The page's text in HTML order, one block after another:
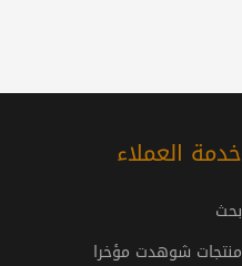
خدمة العملاء
بحث
منتجات شوهدت مؤخرا